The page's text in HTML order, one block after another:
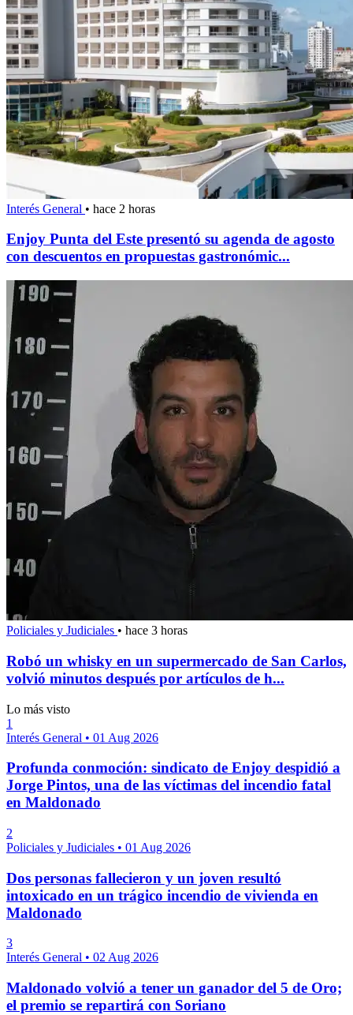
Interés General • hace 2 horas
Enjoy Punta del Este presentó su agenda de agosto
con descuentos en propuestas gastronómic...
Policiales y Judiciales • hace 3 horas
Robó un whisky en un supermercado de San Carlos,
volvió minutos después por artículos de h...
Lo más visto
1
Interés General • 01 Aug 2026
Profunda conmoción: sindicato de Enjoy despidió a
Jorge Pintos, una de las víctimas del incendio fatal
en Maldonado
2
Policiales y Judiciales • 01 Aug 2026
Dos personas fallecieron y un joven resultó
intoxicado en un trágico incendio de vivienda en
Maldonado
3
Interés General • 02 Aug 2026
Maldonado volvió a tener un ganador del 5 de Oro;
el premio se repartirá con Soriano